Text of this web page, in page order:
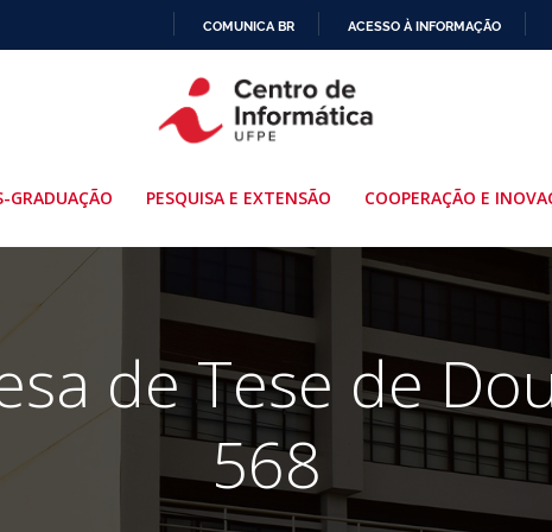
PARA
O
COMUNICA BR ACESSO À INFORMAÇÃO
GRADUAÇÃO PESQUISA E EXTENSÃO COOPERAÇÃO E
de Tese de
568